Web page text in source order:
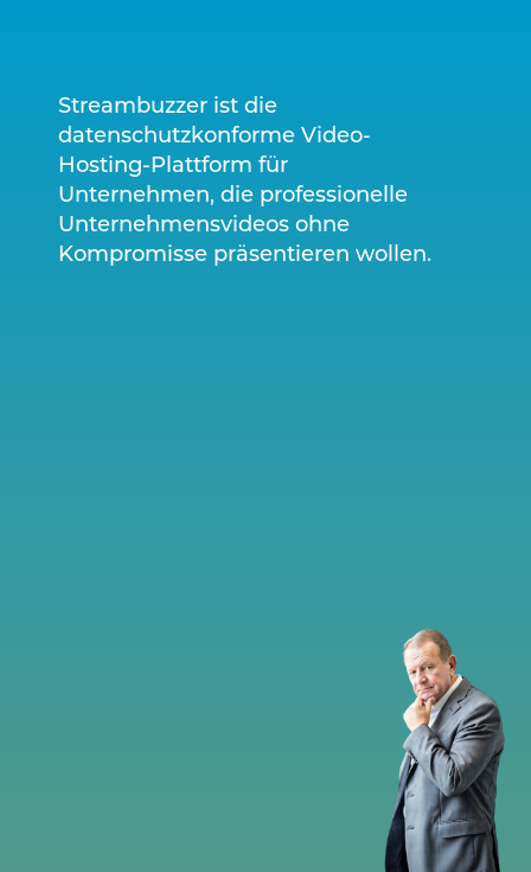
Streambuzzer ist die
datenschutzkonforme Video-
Hosting-Plattform für
Unternehmen, die professionelle
Unternehmensvideos ohne
Kompromisse präsentieren wollen.